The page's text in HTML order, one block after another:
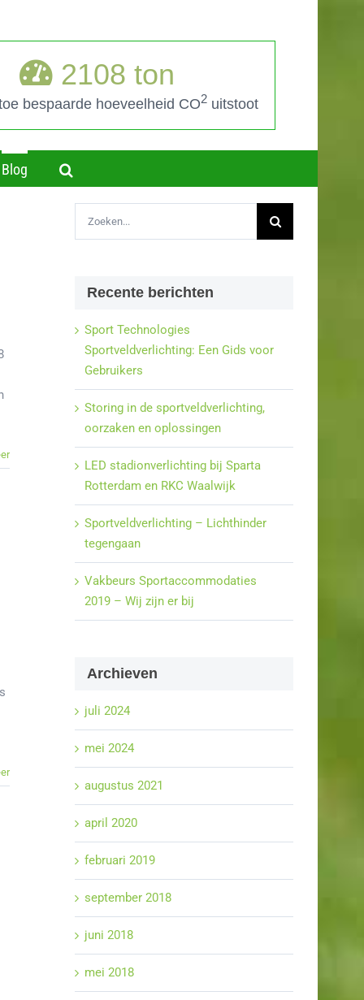
2108 ton
bespaarde hoeveelheid CO2 uitstoot
Blog
Recente berichten
Sport Technologies
Sportveldverlichting: Een Gids voor
Gebruikers
Storing in de sportveldverlichting,
oorzaken en oplossingen
LED stadionverlichting bij Sparta
Rotterdam en RKC Waalwijk
Sportveldverlichting – Lichthinder
tegengaan
Vakbeurs Sportaccommodaties
2019 – Wij zijn er bij
Archieven
juli 2024
mei 2024
augustus 2021
april 2020
februari 2019
september 2018
juni 2018
mei 2018